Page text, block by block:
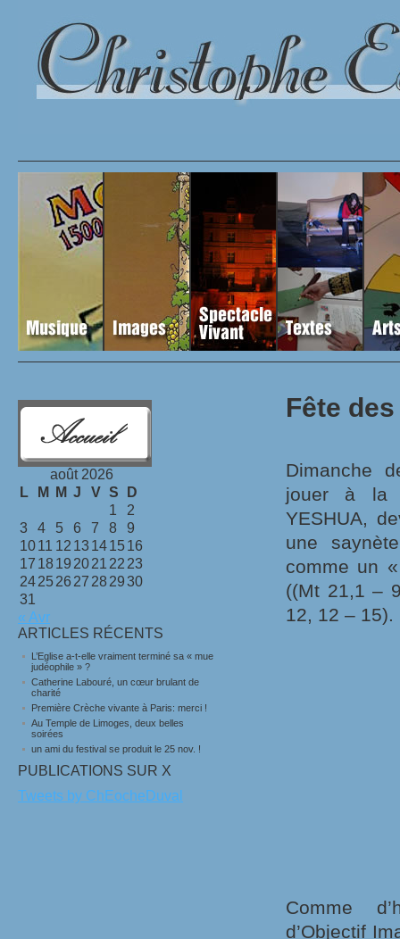
Fête
Dimanche
jouer à la
YESHUA,
une
comme un
((Mt 21,1 –
12, 12 – 15).
Comme
d’Objectif
août 2026
L
M M J V S
D
1
2
3
4 5 6 7 8
9
1011 12 13141516
17 1819 2021 22 23
242526 27 282930
31
« Avr
ARTICLES RÉCENTS
L’Eglise a-t-elle vraiment terminé sa « mue
judéophile » ?
Catherine Labouré, un cœur brulant de
charité
Première Crèche vivante à Paris: merci !
Au Temple de Limoges, deux belles
soirées
un ami du festival se produit le 25 nov. !
PUBLICATIONS SUR X
Tweets by ChEocheDuval